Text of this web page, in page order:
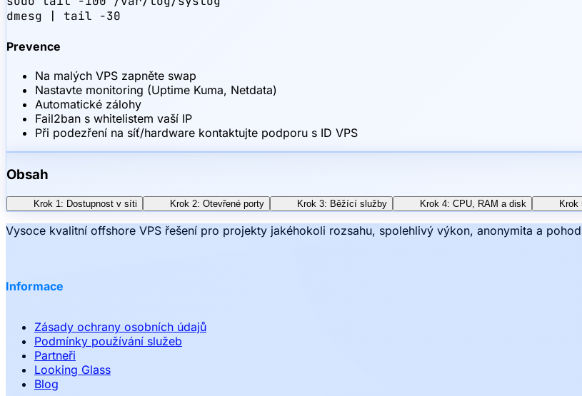
dmesg | tail -30
Prevence
Na malých VPS zapněte swap
Nastavte monitoring (Uptime Kuma, Netdata)
Automatické zálohy
Fail2ban s whitelistem vaší IP
Při podezření na síť/hardware kontaktujte podporu s ID VPS
Obsah
Krok 1: Dostupnost v síti Krok 2: Otevřené porty Krok 3: Běžící služby Krok 4: CPU, RAM a disk Krok
Vysoce kvalitní offshore VPS řešení pro projekty jakéhokoli rozsahu, spolehlivý výkon, anonymita a
Informace
Zásady ochrany osobních údajů
Podmínky používání služeb
Partneři
Looking Glass
Blog